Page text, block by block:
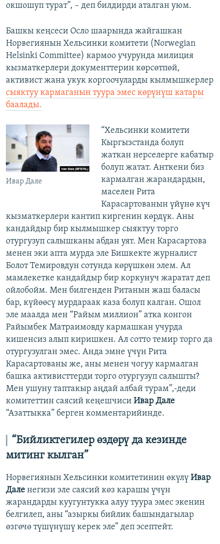
окшошуп турат”, – деп билдирди аталган уюм.
Башкы кеңсеси Осло шаарында жайгашкан
Норвегиянын Хельсинки комитети (Norwegian
Helsinki Committee) кармоо учурунда милиция
кызматкерлери документтерин көрсөтпөй,
активист жана укук коргоочуларды кылмышкерлер
сыяктуу кармаганын туура эмес көрүнүш катары
баалады.
Ивар Дале
“Хельсинки комитети
Кыргызстанда болуп
жаткан нерселерге кабатыр
болуп жатат. Анткени биз
кармалган жарандардын,
маселен Рита
Карасартованын үйүнө күч
кызматкерлери кантип киргенин көрдүк. Аны
кандайдыр бир кылмышкер сыяктуу торго
отургузуп салышканы абдан уят. Мен Карасартова
менен эки апта мурда эле Бишкекте журналист
Болот Темировдун сотунда көрүшкөн элем. Ал
мамлекетке кандайдыр бир коркунуч жаратат деп
ойлобойм. Мен билгенден Ританын жаш баласы
бар, күйөөсү мурдараак каза болуп калган. Ошол
эле маалда мен “Райым миллион” атка конгон
Райымбек Матраимовду кармашкан учурда
кишенсиз алып киришкен. Ал сотто темир торго да
отургузулган эмес. Анда эмне үчүн Рита
Карасартованы же, аны менен чогуу кармалган
башка активисттерди торго отургузуп салышты?
Мен ушуну таптакыр аңдай албай турам”,-деди
комитеттин саясий кеңешчиси Ивар Дале
“Азаттыкка” берген комментарийинде.
“Бийликтегилер өздөрү да кезинде
митинг кылган”
Норвегиянын Хельсинки комитетинин өкүлү Ивар
Дале негизи эле саясий көз карашы үчүн
жарандарды куугунтукка алуу туура эмес экенин
белгилеп, аны “азыркы бийлик башындагылар
өзгөчө түшүнүшү керек эле” деп эсептейт.